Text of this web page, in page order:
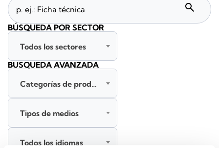
search
BÚSQUEDA POR SECTOR
Todos los sectores
BÚSQUEDA AVANZADA
Categorías de productos
Tipos de medios
Todos los idiomas